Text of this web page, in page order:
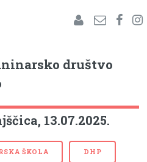
društvo
13.07.2025.
ŠKOLA DHP